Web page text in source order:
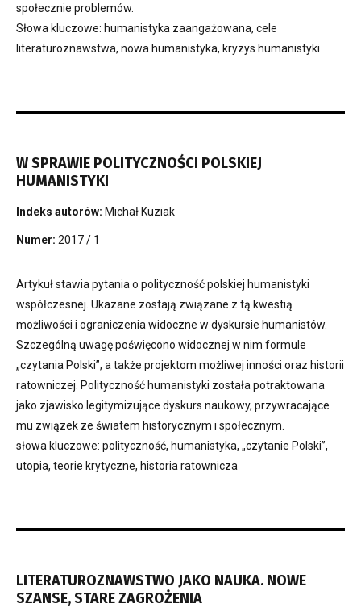
społecznie problemów.
Słowa kluczowe: humanistyka zaangażowana, cele
literaturoznawstwa, nowa humanistyka, kryzys humanistyki
W SPRAWIE POLITYCZNOŚCI POLSKIEJ
HUMANISTYKI
Indeks autorów: Michał Kuziak
Numer: 2017 / 1
Artykuł stawia pytania o polityczność polskiej humanistyki
współczesnej. Ukazane zostają związane z tą kwestią
możliwości i ograniczenia widoczne w dyskursie humanistów.
Szczególną uwagę poświęcono widocznej w nim formule
„czytania Polski”, a także projektom możliwej inności oraz historii
ratowniczej. Polityczność humanistyki została potraktowana
jako zjawisko legitymizujące dyskurs naukowy, przywracające
mu związek ze światem historycznym i społecznym.
słowa kluczowe: polityczność, humanistyka, „czytanie Polski”,
utopia, teorie krytyczne, historia ratownicza
LITERATUROZNAWSTWO JAKO NAUKA. NOWE
SZANSE, STARE ZAGROŻENIA